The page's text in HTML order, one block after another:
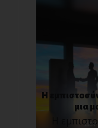
Η
μια
Η